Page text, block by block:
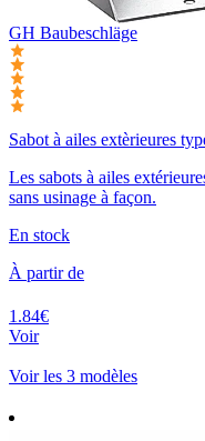
GH Baubeschläge
Sabot à ailes extèrieures
Les sabots à ailes
sans usinage à façon.
En stock
À partir de
1.84€
Voir
Voir les 3 modèles